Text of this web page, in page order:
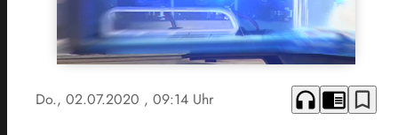
Do., 02.07.2020 , 09:14 Uhr headphones chrome_reader_mode bookmark_border